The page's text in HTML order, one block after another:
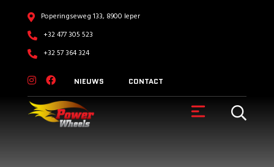
Poperingseweg 133, 8900 Ieper
+32 477 305 523
+32 57 364 324
NIEUWS CONTACT